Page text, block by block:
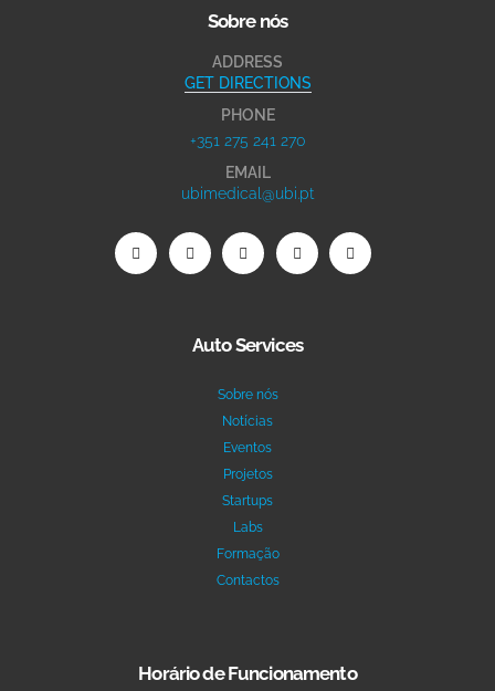
Sobre nós
ADDRESS
GET DIRECTIONS
PHONE
+351 275 241 270
EMAIL
ubimedical@ubi.pt
Auto Services
Sobre nós
Notícias
Eventos
Projetos
Startups
Labs
Formação
Contactos
Horário de Funcionamento